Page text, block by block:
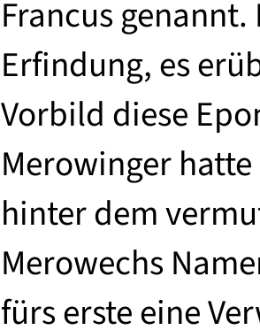
Francus
Erfindung, es
Vorbild diese
Merowinger
hinter dem
Merowechs
fürs erste eine